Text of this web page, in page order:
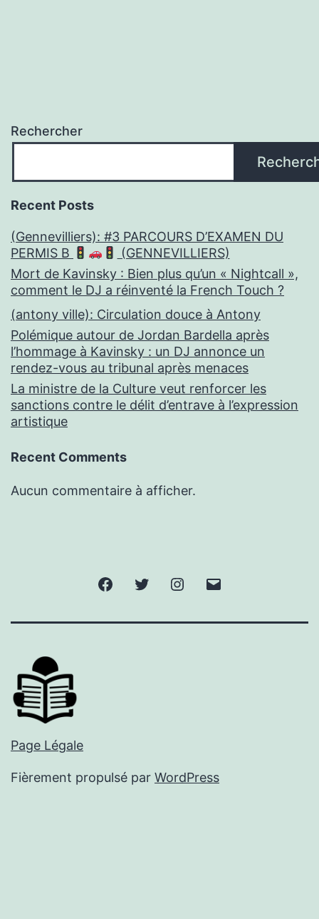
Rechercher
Recent Posts
(Gennevilliers): #3 PARCOURS D’EXAMEN DU
PERMIS B
(GENNEVILLIERS)
Mort de Kavinsky : Bien plus qu’un « Nightcall »,
comment le DJ a réinventé la French Touch ?
(antony ville): Circulation douce à Antony
Polémique autour de Jordan Bardella après
l’hommage à Kavinsky : un DJ annonce un
rendez-vous au tribunal après menaces
La ministre de la Culture veut renforcer les
sanctions contre le délit d’entrave à l’expression
artistique
Recent Comments
Aucun commentaire à afficher.
FacebookTwitter Instagram
Page Légale
Fièrement propulsé par WordPress